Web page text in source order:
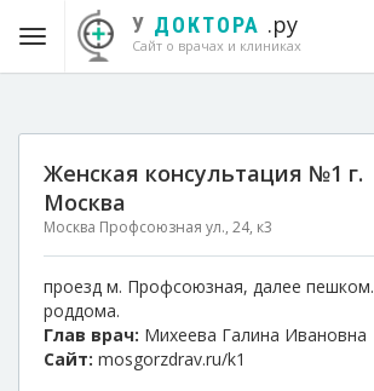
У ДОКТОРА .ру
Сайт о врачах и клиниках
Женская консультация №1 г.
Москва
Москва Профсоюзная ул., 24, к3
проезд м. Профсоюзная, далее
роддома.
Глав врач: Михеева Галина Ивановна
Сайт: mosgorzdrav.ru/k1